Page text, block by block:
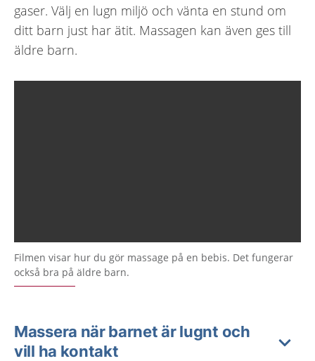
gaser. Välj en lugn miljö och vänta en stund om
ditt barn just har ätit. Massagen kan även ges till
äldre barn.
Filmen visar hur du gör massage på en bebis. Det fungerar
också bra på äldre barn.
Massera när barnet är lugnt och
vill ha kontakt